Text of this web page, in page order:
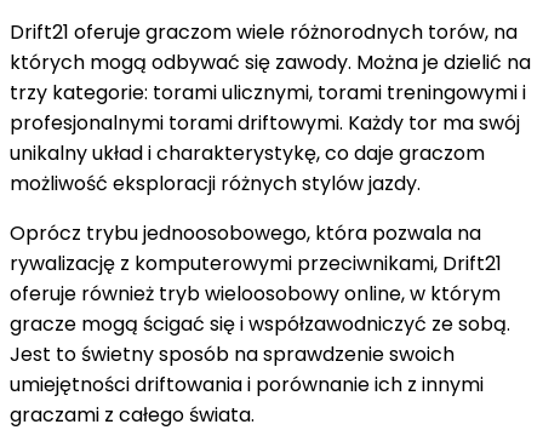
Drift21 oferuje graczom wiele różnorodnych torów, na
których mogą odbywać się zawody. Można je dzielić na
trzy kategorie: torami ulicznymi, torami treningowymi i
profesjonalnymi torami driftowymi. Każdy tor ma swój
unikalny układ i charakterystykę, co daje graczom
możliwość eksploracji różnych stylów jazdy.
Oprócz trybu jednoosobowego, która pozwala na
rywalizację z komputerowymi przeciwnikami, Drift21
oferuje również tryb wieloosobowy online, w którym
gracze mogą ścigać się i współzawodniczyć ze sobą.
Jest to świetny sposób na sprawdzenie swoich
umiejętności driftowania i porównanie ich z innymi
graczami z całego świata.